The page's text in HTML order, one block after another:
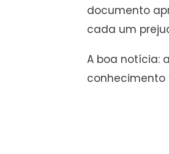
documento
cada um
A boa notícia:
conhecimento